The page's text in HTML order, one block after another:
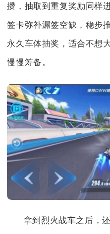
攒，抽取到重复奖励同样
签卡弥补漏签空缺，稳步
永久车体抽奖，适合不想
慢慢筹备。
拿到烈火战车之后，